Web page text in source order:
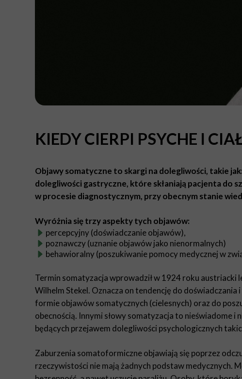
KIEDY CIERPI PSYCHE I
Objawy somatyczne to skargi na dolegliwości, takie
dolegliwości gastryczne, które skłaniają pacjenta do
w procesie diagnostycznym, przy obecnym stanie
Wyróżnia się trzy aspekty tych objawów:
percepcyjny (doświadczanie objawów),
poznawczy (uznanie objawów jako nienormalnych)
behawioralny (poszukiwanie pomocy medycznej w
Termin somatyzacja wprowadził w 1924 roku austriacki
Wilhelm Stekel. Oznacza on tendencję do
formie objawów somatycznych (cielesnych) oraz do
obecnością. Innymi słowy somatyzacja to nieświadome
będących przejawem dolegliwości psychologicznych
Zaburzenia somatoformiczne objawiają się poprzez
rzeczywistości nie mają żadnych podstaw medycznych.